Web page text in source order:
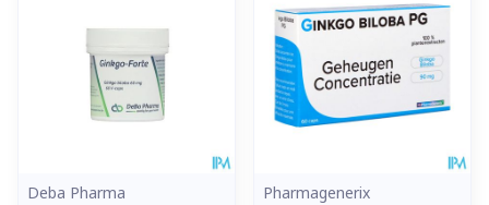
Deba Pharma
Pharmagenerix